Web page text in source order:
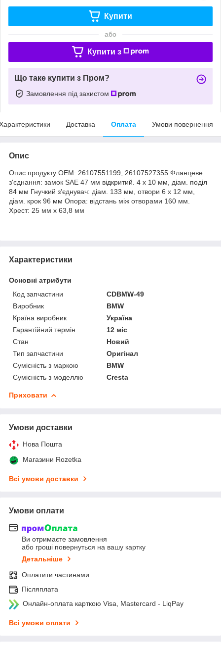
Купити
або
Купити з
Що таке купити з Пром?
Замовлення під захистом
Доставка Оплата Умови повернення
Опис
Опис продукту OEM: 26107551199, 26107527355 Фланцеве
з'єднання: замок SAE 47 мм відкритий. 4 х 10 мм, діам. поділ
84 мм Гнучкий з'єднувач: діам. 133 мм, отвори 6 х 12 мм,
діам. крок 96 мм Опора: відстань між отворами 160 мм.
Хрест: 25 мм х 63,8 мм
Характеристики
Основні атрибути
Код запчастини
CDBMW-49
Виробник
BMW
Країна виробник
Україна
Гарантійний термін
12 міс
Стан
Новий
Тип запчастини
Оригінал
Сумісність з маркою
BMW
Сумісність з моделлю
Cresta
Приховати
Умови доставки
Нова Пошта
Магазини Rozetka
Всі умови доставки
Умови оплати
Ви отримаєте замовлення
або гроші повернуться на вашу картку
Детальніше
Оплатити частинами
Післяплата
Онлайн-оплата карткою Visa, Mastercard - LiqPay
Всі умови оплати